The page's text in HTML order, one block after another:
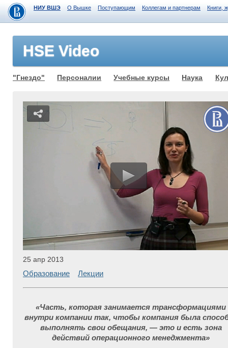
НИУ ВШЭ О Вышке Поступающим Коллегам и партнерам Книги,
HSE Video
"Гнездо" Персоналии Учебные курсы Наука
25 апр 2013
Образование Лекции
«Часть, которая занимается трансформациями
внутри компании так, чтобы компания была
выполнять свои обещания, — это и есть зона
действий операционного менеджмента»